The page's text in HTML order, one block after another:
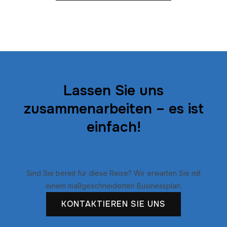
Lassen Sie uns
zusammenarbeiten – es ist
einfach!
Sind Sie bereit für diese Reise? Wir erwarten Sie mit
einem maßgeschneiderten Businessplan.
KONTAKTIEREN SIE UNS